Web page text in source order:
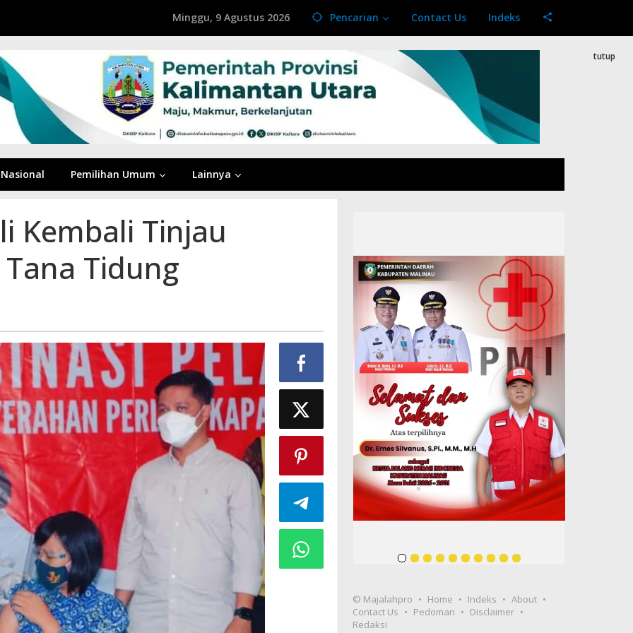
Minggu, 9 Agustus 2026 Pencarian Contact Us Indeks
Nasional Pemilihan Umum Lainnya
tutup
Kembali Tinjau
Tidung
© Majalahpro Home Indeks
About
Contact Us
Pedoman
Disclaimer
Redaksi